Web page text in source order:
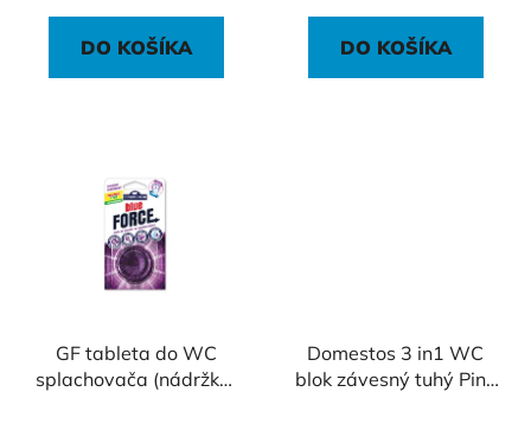
DO KOŠÍKA DO KOŠÍKA
GF tableta do WC
splachovača (nádržky)
Domestos 3 in1 WC
blok závesný tuhý Pine